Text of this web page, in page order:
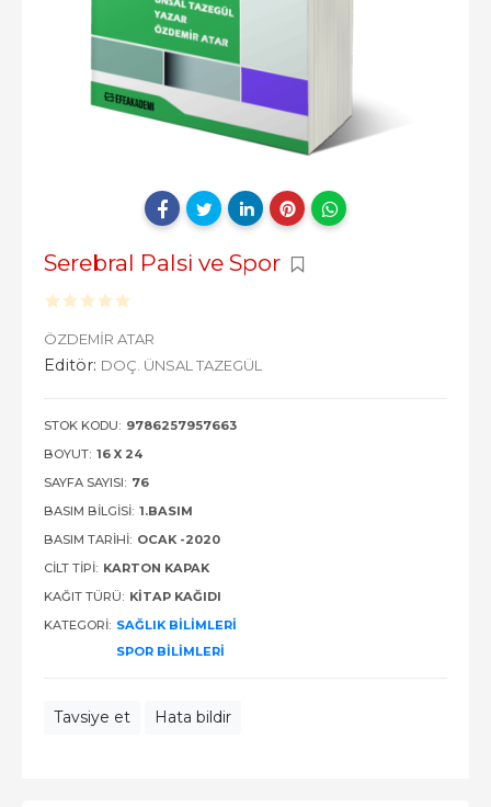
Serebral Palsi ve Spor
ÖZDEMİR ATAR
Editör: DOÇ. ÜNSAL TAZEGÜL
STOK KODU: 9786257957663
BOYUT: 16 X 24
SAYFA SAYISI: 76
BASIM BILGISI: 1.BASIM
BASIM TARIHI: OCAK -2020
CILT TIPI: KARTON KAPAK
KAĞIT TÜRÜ: KITAP KAĞIDI
KATEGORI: SAĞLIK BILIMLERI
SPOR BILIMLERI
Tavsiye et Hata bildir